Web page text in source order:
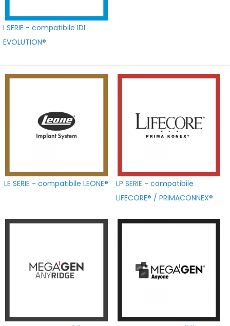
I SERIE - compatibile IDI
EVOLUTION®
LE SERIE - compatibile LEONE®
LP SERIE - compatibile
LIFECORE® / PRIMACONNEX®